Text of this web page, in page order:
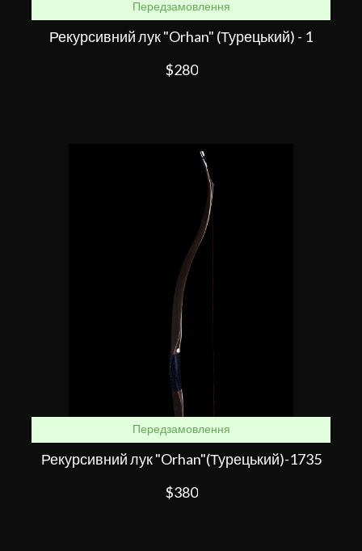
Передзамовлення
Рекурсивний лук "Orhan" (Турецький) - 1
$280
Передзамовлення
Рекурсивний лук "Orhan"(Турецький)-1735
$380